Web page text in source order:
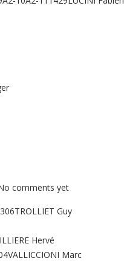
comments yet
Guy
Hervé
Marc